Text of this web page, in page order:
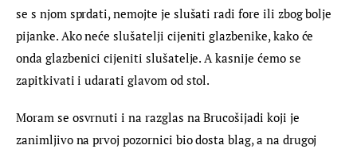
se s njom sprdati, nemojte je slušati radi fore ili zbog bolje
pijanke. Ako neće slušatelji cijeniti glazbenike, kako će
onda glazbenici cijeniti slušatelje. A kasnije ćemo se
zapitkivati i udarati glavom od stol.
Moram se osvrnuti i na razglas na Brucošijadi koji je
zanimljivo na prvoj pozornici bio dosta blag, a na drugoj